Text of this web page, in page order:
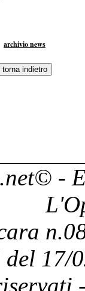
archivio news
© -
del 17/